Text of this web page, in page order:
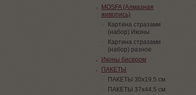
MOSFA (Алмазная
живопись)
Картина стразами
(набор) Иконы
Картина стразами
(набор) разное
Иконы бисером
ПАКЕТЫ
ПАКЕТЫ 30х19.5 см
ПАКЕТЫ 37х44.5 см